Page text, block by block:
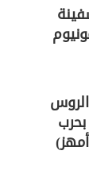
الروس